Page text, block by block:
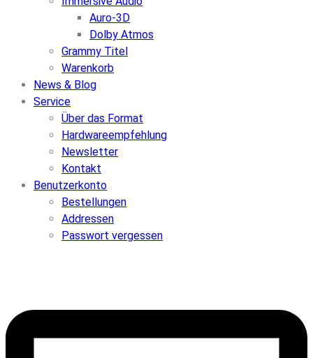
Auro-3D
Dolby Atmos
Grammy Titel
Warenkorb
News & Blog
Service
Über das Format
Hardwareempfehlung
Newsletter
Kontakt
Benutzerkonto
Bestellungen
Addressen
Passwort vergessen